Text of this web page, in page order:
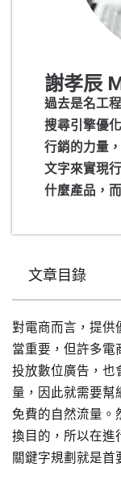
謝孝辰
過去是名工
搜尋引擎優
行銷的力量
文字來實現
什麼產品，
文章目錄
對電商而言，提供
當重要，但許多電
投放數位廣告，也
量，因此就需要幫
免費的自然流量。
換目的，所以在進
關鍵字規劃就是首